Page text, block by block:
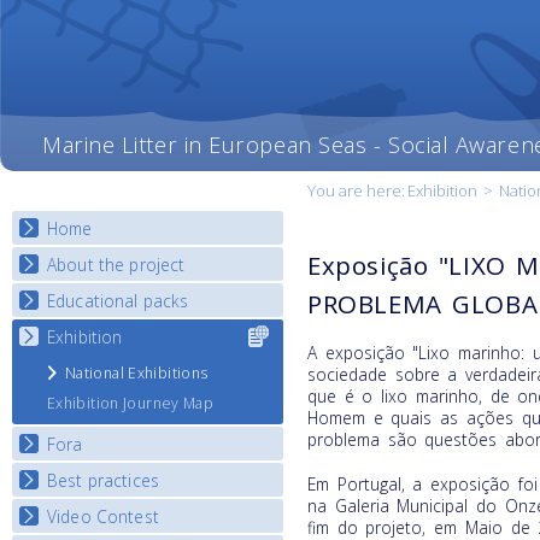
Marine Litter in European Seas - Social
You are here: Exhibition >
Home
About the project
Objectives
Deliverables
Partners
Educational packs
E-learning course round I
E-learning course round II
E-learning course round III
E-learning course round IV
Exhibition
National Exhibitions
Exhibition Journey Map
Fora
National Fora Outcomes
Best practices
Best Practice Guide
Video Contest
for your
country
Exposição "LIXO
PROBLEMA
A exposição "Lixo marinho:
sociedade sobre a
que é o lixo marinho, de
Homem e quais as ações
problema são questões
Em Portugal, a exposição
na Galeria Municipal do
fim do projeto, em Maio de